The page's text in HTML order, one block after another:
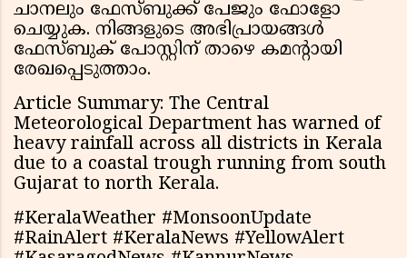
ചാനലും ഫേസ്ബുക്ക് പേജും ഫോളോ
ചെയ്യുക. നിങ്ങളുടെ അഭിപ്രായങ്ങൾ
ഫേസ്ബുക് പോസ്റ്റിന് താഴെ കമൻ്റായി
രേഖപ്പെടുത്താം.
Article Summary: The Central
Meteorological Department has warned of
heavy rainfall across all districts in Kerala
due to a coastal trough running from south
Gujarat to north Kerala.
#KeralaWeather #MonsoonUpdate
#RainAlert #KeralaNews #YellowAlert